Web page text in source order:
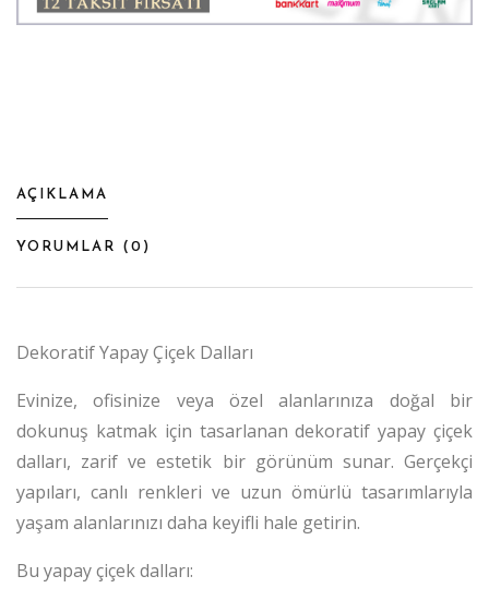
AÇIKLAMA
YORUMLAR ( 0 )
Dekoratif Yapay Çiçek Dalları
Evinize, ofisinize veya özel alanlarınıza doğal bir
dokunuş katmak için tasarlanan dekoratif yapay çiçek
dalları, zarif ve estetik bir görünüm sunar. Gerçekçi
yapıları, canlı renkleri ve uzun ömürlü tasarımlarıyla
yaşam alanlarınızı daha keyifli hale getirin.
Bu yapay çiçek dalları: